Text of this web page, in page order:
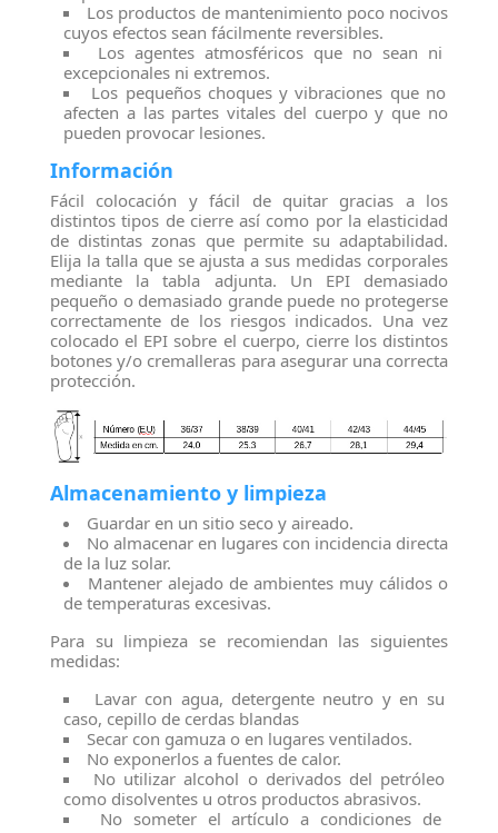
Los productos de mantenimiento poco nocivos
cuyos efectos sean fácilmente reversibles.
Los agentes atmosféricos que no sean ni
excepcionales ni extremos.
Los pequeños choques y vibraciones que no
afecten a las partes vitales del cuerpo y que no
pueden provocar lesiones.
Información
Fácil colocación y fácil de quitar gracias a los
distintos tipos de cierre así como por la elasticidad
de distintas zonas que permite su adaptabilidad.
Elija la talla que se ajusta a sus medidas corporales
mediante la tabla adjunta. Un EPI demasiado
pequeño o demasiado grande puede no protegerse
correctamente de los riesgos indicados. Una vez
colocado el EPI sobre el cuerpo, cierre los distintos
botones y/o cremalleras para asegurar una correcta
protección.
Almacenamiento y limpieza
Guardar en un sitio seco y aireado.
No almacenar en lugares con incidencia directa
de la luz solar.
Mantener alejado de ambientes muy cálidos o
de temperaturas excesivas.
Para su limpieza se recomiendan las siguientes
medidas:
Lavar con agua, detergente neutro y en su
caso, cepillo de cerdas blandas
Secar con gamuza o en lugares ventilados.
No exponerlos a fuentes de calor.
No utilizar alcohol o derivados del petróleo
como disolventes u otros productos abrasivos.
No someter el artículo a condiciones de